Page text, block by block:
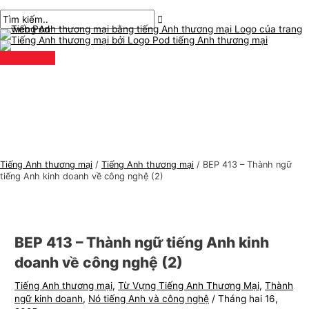
đến
nội
dung
đơn
chính
Tiếng Anh thương mại / Tiếng Anh thương mại / BEP 413 – Thành ngữ
tiếng Anh kinh doanh về công nghệ (2)
BEP 413 – Thành ngữ tiếng Anh kinh
doanh về công nghệ (2)
Tiếng Anh thương mại,Từ Vựng Tiếng Anh Thương Mại,Thành
ngữ kinh doanh, Nó tiếng Anh và công nghệ /Tháng hai 16,
chuyển
hướng
ở
đây..
mail*
C
h
ủ
đ
g
t
h
ư
ơ
T
ì
m
k